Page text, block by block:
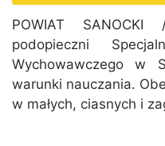
POWIAT
podopieczni
Wychowawczego w
warunki nauczania.
w małych, ciasnych i